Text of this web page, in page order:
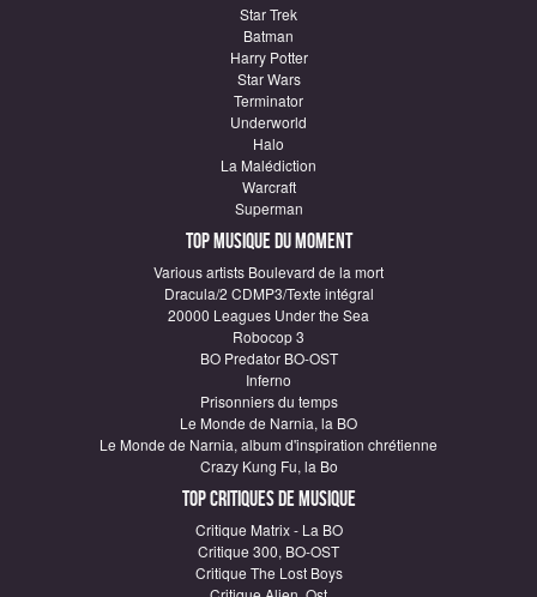
Star Trek
Batman
Harry Potter
Star Wars
Terminator
Underworld
Halo
La Malédiction
Warcraft
Superman
Top Musique du moment
Various artists Boulevard de la mort
Dracula/2 CDMP3/Texte intégral
20000 Leagues Under the Sea
Robocop 3
BO Predator BO-OST
Inferno
Prisonniers du temps
Le Monde de Narnia, la BO
Le Monde de Narnia, album d'inspiration chrétienne
Crazy Kung Fu, la Bo
Top critiques de Musique
Critique Matrix - La BO
Critique 300, BO-OST
Critique The Lost Boys